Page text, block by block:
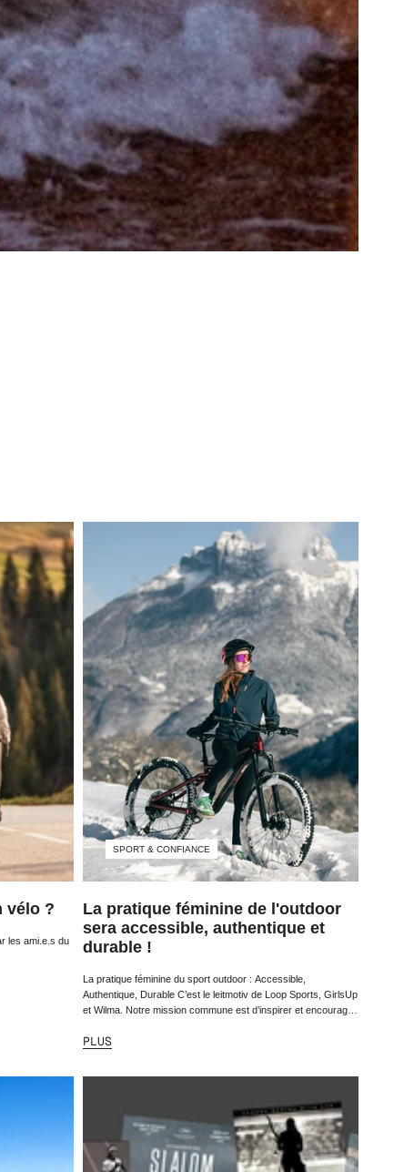
vélo ?
les ami.e.s du
SPORT & CONFIANCE
La pratique féminine de l'outdoor
sera accessible, authentique et
durable !
La pratique féminine du sport outdoor : Accessible,
Authentique, Durable C’est le leitmotiv de Loop Sports, GirlsUp
et Wilma. Notre mission commune est d’inspirer et encourager
PLUS